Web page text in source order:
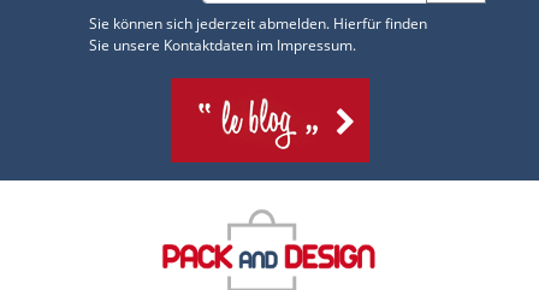
Sie können sich jederzeit abmelden. Hierfür finden
Sie unsere Kontaktdaten im Impressum.